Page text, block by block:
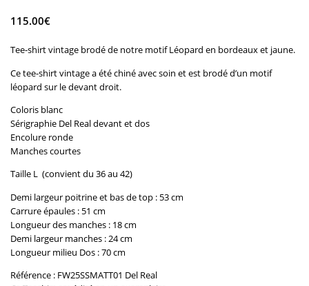
115.00€
Tee-shirt vintage brodé de notre motif Léopard en bordeaux et jaune.
Ce tee-shirt vintage a été chiné avec soin et est brodé d’un motif
léopard sur le devant droit.
Coloris blanc
Sérigraphie Del Real devant et dos
Encolure ronde
Manches courtes
Taille L (convient du 36 au 42)
Demi largeur poitrine et bas de top : 53 cm
Carrure épaules : 51 cm
Longueur des manches : 18cm
Demi largeur manches :24cm
Longueur milieu Dos :70cm
Référence : FW25SSMATT01 Del Real